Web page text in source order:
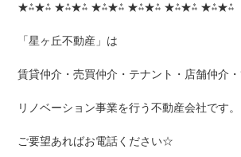
★⁂★⁂ ★⁂★⁂ ★⁂★⁂ ★⁂★⁂ ★⁂★⁂ ★⁂★⁂
「星ヶ丘不動産」は
賃貸仲介・売買仲介・テナント・店舗仲介・
リノベーション事業を行う不動産会社です。
ご要望あればお電話ください☆